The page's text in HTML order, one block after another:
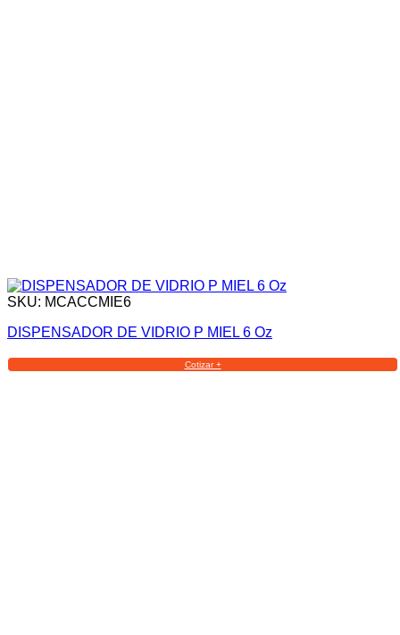
SKU: MCACCMIE6
DISPENSADOR DE VIDRIO P MIEL 6 Oz
Cotizar +